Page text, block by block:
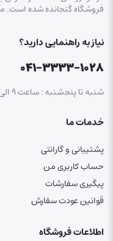
فروشگاه گنجانده شده
نیاز به راهنمایی دارید؟
۰۴۱-۳۳۳۳-۱۰۲۸
شنبه تا پنجشنبه : ساعت ۹ الی ۲۰
خدمات ما
پشتیبانی و گارانتی
حساب کاربری من
پیگیری سفارشات
قوانین عودت سفارش
اطلاعات فروشگاه